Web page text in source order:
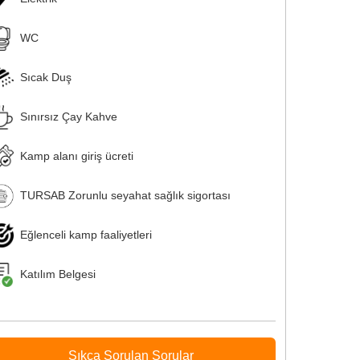
WC
Sıcak Duş
Sınırsız Çay Kahve
Kamp alanı giriş ücreti
TURSAB Zorunlu seyahat sağlık sigortası
Eğlenceli kamp faaliyetleri
Katılım Belgesi
Sıkça Sorulan Sorular